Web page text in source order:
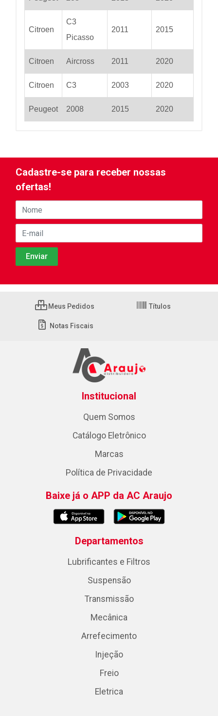
Citroen
C3
Picasso
2011 2015
Citroen Aircross 2011 2020
Citroen C3 2003 2020
Peugeot 2008 2015 2020
Cadastre-se para receber nossas
ofertas!
Meus Pedidos Títulos
Notas Fiscais
Institucional
Quem Somos
Catálogo Eletrônico
Marcas
Política de Privacidade
Baixe já o APP da AC Araujo
Departamentos
Lubrificantes e Filtros
Suspensão
Transmissão
Mecânica
Arrefecimento
Injeção
Freio
Eletrica